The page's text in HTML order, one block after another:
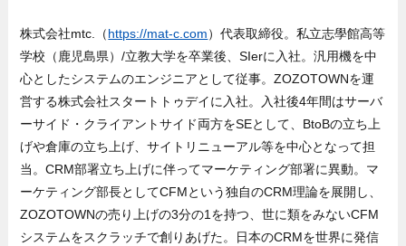
株式会社mtc.（https://mat-c.com）代表取締役。私立志學館高等
学校（鹿児島県）/立教大学を卒業後、SIerに入社。汎用機を中
心としたシステムのエンジニアとして従事。ZOZOTOWNを運
営する株式会社スタートトゥデイに入社。入社後4年間はサーバ
ーサイド・クライアントサイド両方をSEとして、BtoBの立ち上
げや倉庫の立ち上げ、サイトリニューアル等を中心となって担
当。CRM部署立ち上げに伴ってマーケティング部署に異動。マ
ーケティング部長としてCFMという独自のCRM理論を展開し、
ZOZOTOWNの売り上げの3分の1を持つ、世に類をみないCFM
システムをスクラッチで創りあげた。日本のCRMを世界に発信